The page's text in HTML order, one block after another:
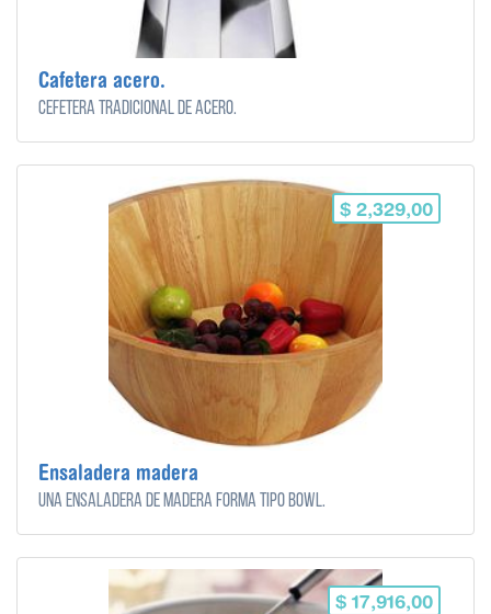
Cafetera acero.
Cefetera tradicional de acero.
$ 2,329,00
Ensaladera madera
Una ensaladera de madera forma tipo bowl.
$ 17,916,00